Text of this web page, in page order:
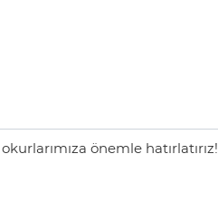
önemle hatırlatırız!